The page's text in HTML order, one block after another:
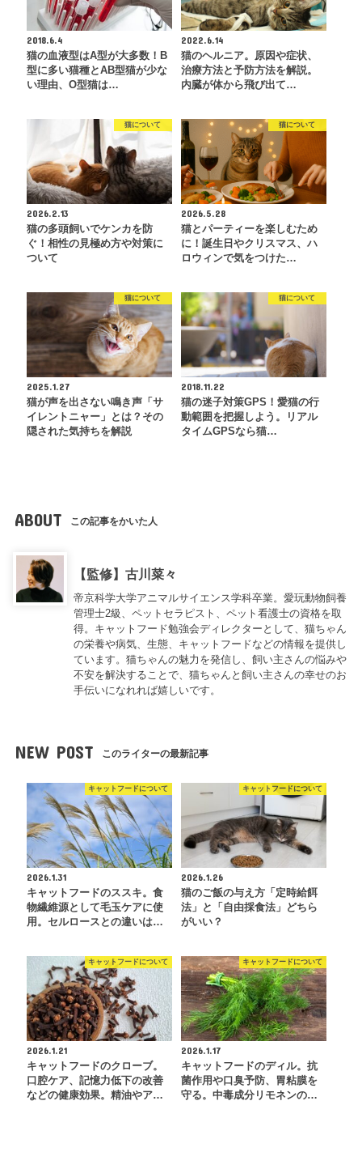
2018.6.4
猫の血液型はA型が大多数！B
型に多い猫種とAB型猫が少な
い理由、O型猫は…
2022.6.14
猫のヘルニア。原因や症状、
治療方法と予防方法を解説。
内臓が体から飛び出て…
猫について
2026.2.13
猫の多頭飼いでケンカを防
ぐ！相性の見極め方や対策に
ついて
猫について
2026.5.28
猫とパーティーを楽しむため
に！誕生日やクリスマス、ハ
ロウィンで気をつけた…
猫について
2025.1.27
猫が声を出さない鳴き声「サ
イレントニャー」とは？その
隠された気持ちを解説
猫について
2018.11.22
猫の迷子対策GPS！愛猫の行
動範囲を把握しよう。リアル
タイムGPSなら猫…
ABOUT この記事をかいた人
【監修】古川菜々
帝京科学大学アニマルサイエンス学科卒業。愛玩動物飼養
管理士2級、ペットセラピスト、ペット看護士の資格を取
得。キャットフード勉強会ディレクターとして、猫ちゃん
の栄養や病気、生態、キャットフードなどの情報を提供し
ています。猫ちゃんの魅力を発信し、飼い主さんの悩みや
不安を解決することで、猫ちゃんと飼い主さんの幸せのお
手伝いになれれば嬉しいです。
NEW POST このライターの最新記事
キャットフードについて
2026.1.31
キャットフードのススキ。食
物繊維源として毛玉ケアに使
用。セルロースとの違いは…
キャットフードについて
2026.1.26
猫のご飯の与え方「定時給餌
法」と「自由採食法」どちら
がいい？
キャットフードについて
2026.1.21
キャットフードのクローブ。
口腔ケア、記憶力低下の改善
などの健康効果。精油やア…
キャットフードについて
2026.1.17
キャットフードのディル。抗
菌作用や口臭予防、胃粘膜を
守る。中毒成分リモネンの…